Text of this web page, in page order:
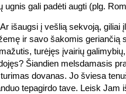
ugnis gali padėti augti (plg.
išaugsi į vešlią sekvoją, giliai
ir savo šakomis geriančią
turėjęs įvairių
Šiandien melsdamasis
dovanas. Jo šviesa
tepagirdo tave. Leisk Jam